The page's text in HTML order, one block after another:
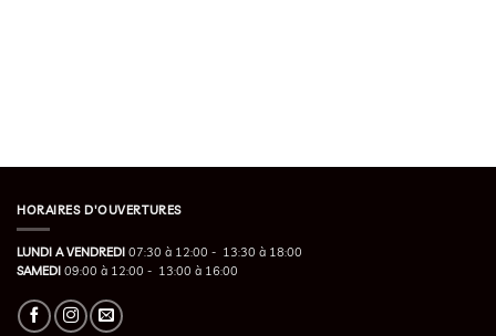
HORAIRES D'OUVERTURES
LUNDI A VENDREDI 07:30 à 12:00 - 13:30 à 18:00
SAMEDI 09:00 à 12:00 - 13:00 à 16:00